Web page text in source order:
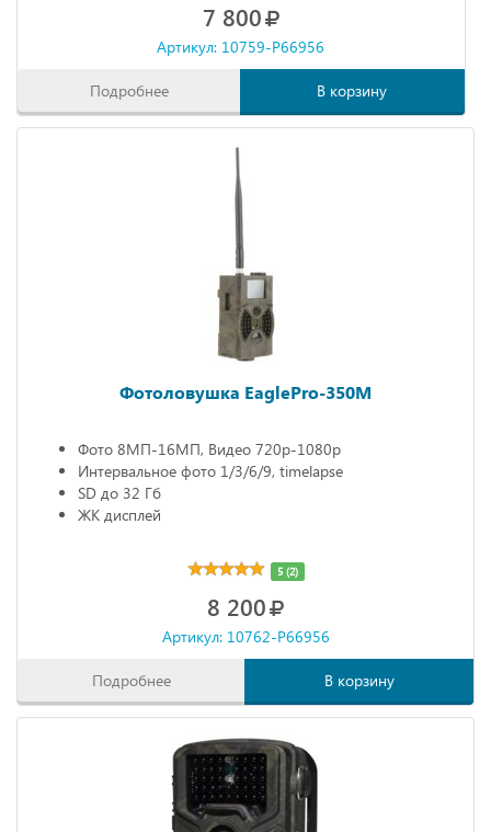
7 800
Артикул: 10759-P66956
Подробнее В корзину
Фотоловушка EaglePro-350M
Фото 8МП-16МП, Видео 720р-1080р
Интервальное фото 1/3/6/9, timelapse
SD до 32 Гб
ЖК дисплей
5 (2)
8 200
Артикул: 10762-P66956
Подробнее В корзину